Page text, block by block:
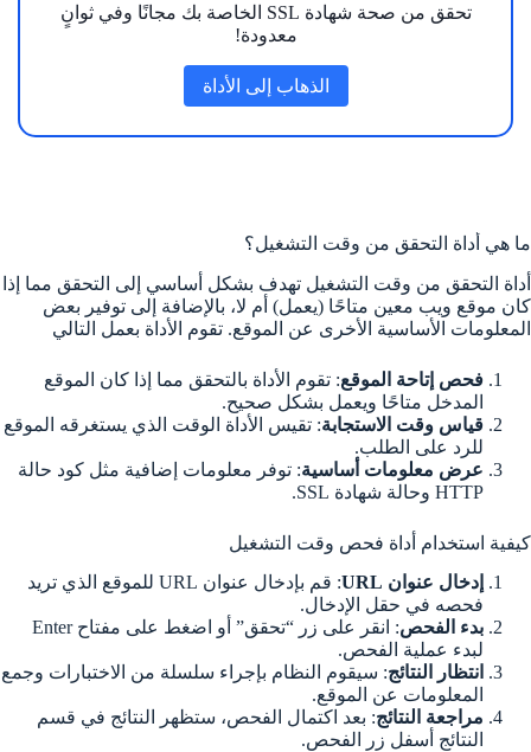
تحقق من صحة شهادة SSL الخاصة بك مجانًا وفي ثوانٍ
معدودة!
الذهاب إلى الأداة
ما هي أداة التحقق من وقت التشغيل؟
أداة التحقق من وقت التشغيل تهدف بشكل أساسي إلى التحقق مما إذا
كان موقع ويب معين متاحًا (يعمل) أم لا، بالإضافة إلى توفير بعض
المعلومات الأساسية الأخرى عن الموقع. تقوم الأداة بعمل التالي
فحص إتاحة الموقع: تقوم الأداة بالتحقق مما إذا كان الموقع
المدخل متاحًا ويعمل بشكل صحيح.
قياس وقت الاستجابة: تقيس الأداة الوقت الذي يستغرقه الموقع
للرد على الطلب.
عرض معلومات أساسية: توفر معلومات إضافية مثل كود حالة
HTTP وحالة شهادة SSL.
كيفية استخدام أداة فحص وقت التشغيل
إدخال عنوان URL
: قم بإدخال عنوان URL للموقع الذي تريد
فحصه في حقل الإدخال.
بدء الفحص
: انقر على زر “تحقق” أو اضغط على مفتاح Enter
لبدء عملية الفحص.
انتظار النتائج: سيقوم النظام بإجراء سلسلة من الاختبارات وجمع
المعلومات عن الموقع.
مراجعة النتائج: بعد اكتمال الفحص، ستظهر النتائج في قسم
النتائج أسفل زر الفحص.